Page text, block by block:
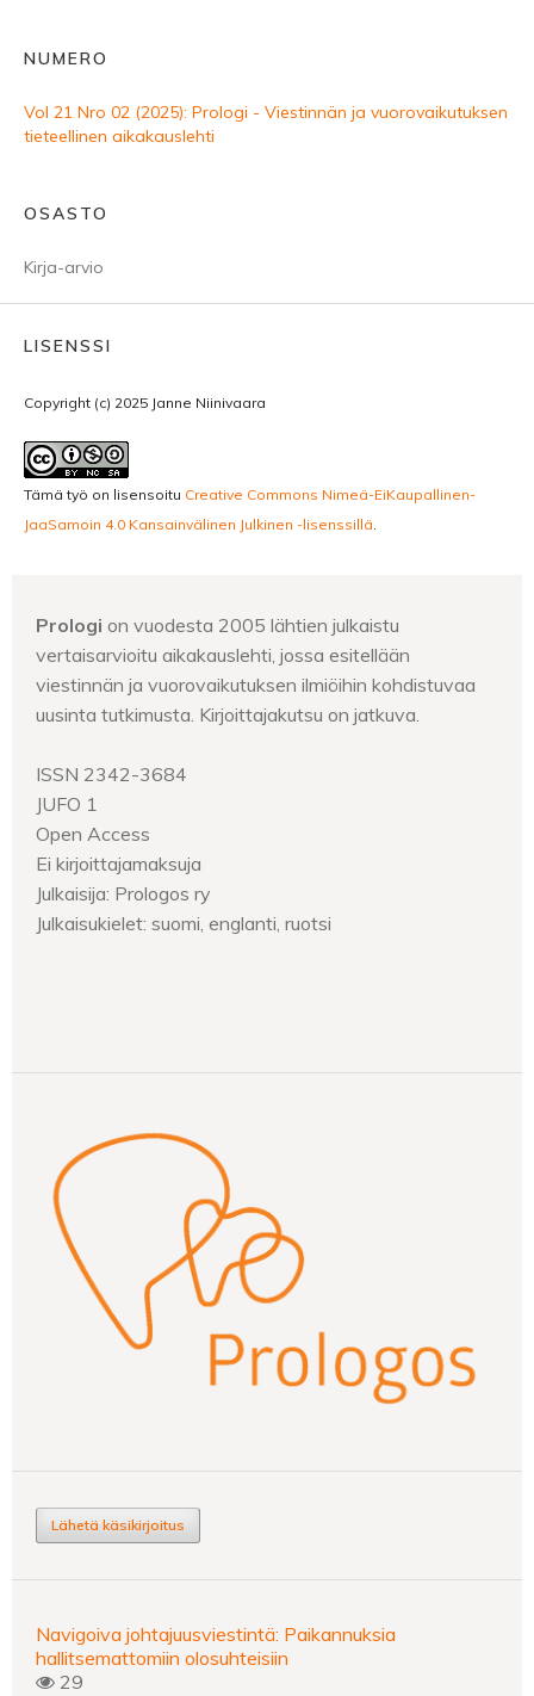
NUMERO
Vol 21 Nro 02 (2025): Prologi - Viestinnän ja vuorovaikutuksen
tieteellinen aikakauslehti
OSASTO
Kirja-arvio
LISENSSI
Copyright (c) 2025 Janne Niinivaara
Tämä työ on lisensoitu Creative Commons Nimeä-EiKaupallinen-
JaaSamoin 4.0 Kansainvälinen Julkinen -lisenssillä
Prologi on vuodesta 2005 lähtien julkaistu
vertaisarvioitu aikakauslehti, jossa esitellään
viestinnän ja vuorovaikutuksen ilmiöihin kohdistuvaa
uusinta tutkimusta. Kirjoittajakutsu on jatkuva.
ISSN 2342-3684
JUFO 1
Open Access
Ei kirjoittajamaksuja
Julkaisija: Prologos ry
Julkaisukielet: suomi, englanti, ruotsi
Lähetä käsikirjoitus
Navigoiva johtajuusviestintä: Paikannuksia
hallitsemattomiin olosuhteisiin
29